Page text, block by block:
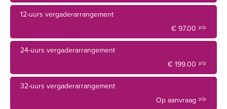
12-uurs vergaderarrangement
€ 97.00 p/p
24-uurs vergaderarrangement
€ 199.00 p/p
32-uurs vergaderarrangement
Op aanvraag p/p